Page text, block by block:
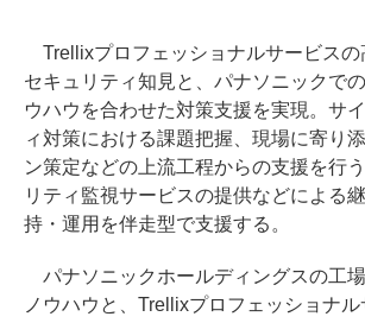
Trellixプロフェッショナルサービスの
セキュリティ知見と、パナソニックで
ウハウを合わせた対策支援を実現。サ
ィ対策における課題把握、現場に寄り
ン策定などの上流工程からの支援を行
リティ監視サービスの提供などによる
持・運用を伴走型で支援する。
パナソニックホールディングスの工
ノウハウと、Trellixプロフェッショナ